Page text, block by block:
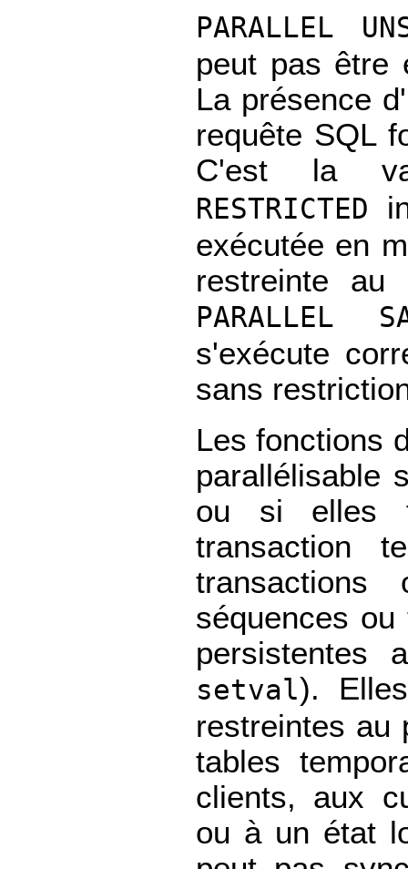
PARALLEL
peut pas être
La présence
requête SQL
C'est la
RESTRICTED
exécutée en
restreinte au
PARALLEL
s'exécute
sans
Les fonctions
parallélisable
ou si elles
transaction
séquences
persistentes
setval).
restreintes au
tables
clients, aux
ou à un état